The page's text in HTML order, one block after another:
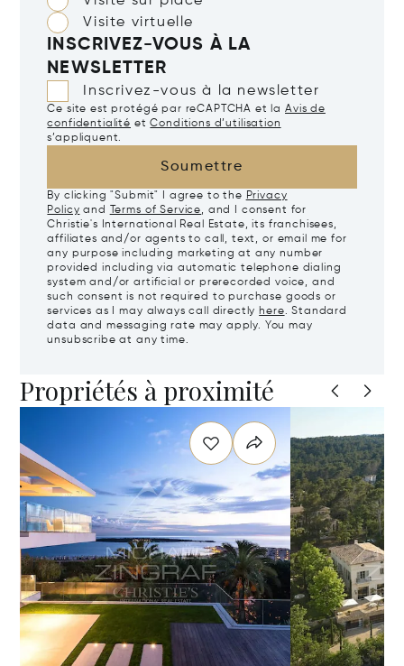
Visite virtuelle
INSCRIVEZ-VOUS À LA
NEWSLETTER
Inscrivez-vous à la newsletter
Ce site est protégé par reCAPTCHA et la Avis de
confidentialité etConditions d’utilisation
s’appliquent.
Soumettre
By clicking "Submit" I agree to the Privacy
Policy and Terms of Service, and I consent for
Christie's International Real Estate, its franchisees,
affiliates and/or agents to call, text, or email me for
any purpose including marketing at any number
provided including via automatic telephone dialing
system and/or artificial or prerecorded voice, and
such consent is not required to purchase goods or
services as I may always call directly here. Standard
data and messaging rate may apply. You may
unsubscribe at any time.
Propriétés à proximité